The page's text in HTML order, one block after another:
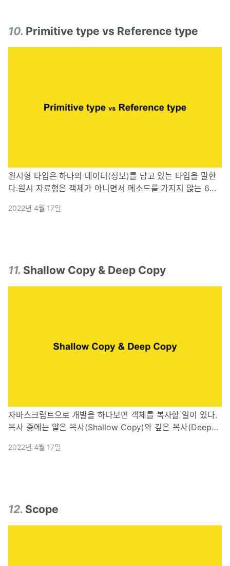
10. Primitive type vs Reference type
원시형 타입은 하나의 데이터(정보)를 담고 있는 타입을 말한
다.원시 자료형은 객체가 아니면서 메소드를 가지지 않는 6가
undefined, null 있다.참조 자료형은 Object로 구분되는 모든
2022년 4월 17일
11. Shallow Copy & Deep Copy
자바스크립트으로 개발을 하다보면 객체를 복사할 일이 있다.
복사 중에는 얕은 복사(Shallow Copy)와 깊은 복사(Deep
사는 객체의 참조값(주소값)을 복사하고, 깊은 복사는 객체의
2022년 4월 17일
12. Scope